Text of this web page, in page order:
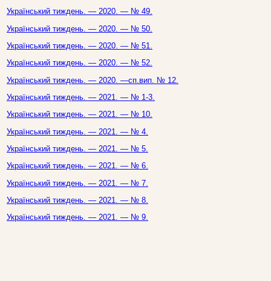
Український тиждень. — 2020. — № 49.
Український тиждень. — 2020. — № 50.
Український тиждень. — 2020. — № 51.
Український тиждень. — 2020. — № 52.
Український тиждень. — 2020. —сп.вип. № 12.
Український тиждень. — 2021. — № 1-3.
Український тиждень. — 2021. — № 10.
Український тиждень. — 2021. — № 4.
Український тиждень. — 2021. — № 5.
Український тиждень. — 2021. — № 6.
Український тиждень. — 2021. — № 7.
Український тиждень. — 2021. — № 8.
Український тиждень. — 2021. — № 9.